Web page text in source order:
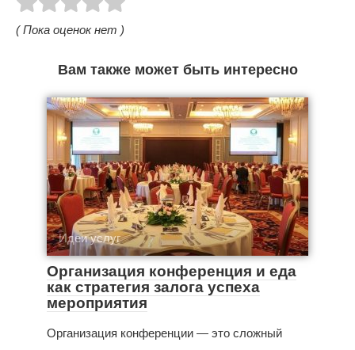
( Пока оценок нет )
Вам также может быть интересно
Идеи услуг
Организация конференция и еда
как стратегия залога успеха
мероприятия
Организация конференции — это сложный